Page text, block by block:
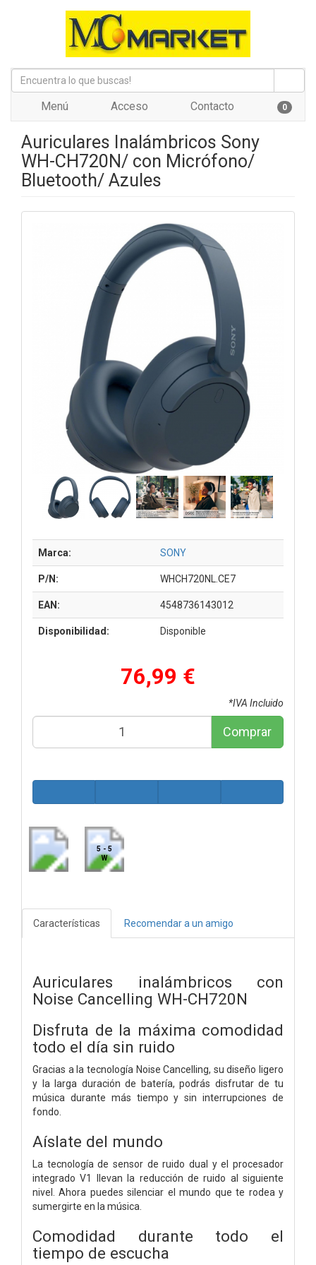
Menú Acceso Contacto 0
Auriculares Inalámbricos Sony
WH-CH720N/ con Micrófono/
Bluetooth/ Azules
Marca: SONY
P/N: WHCH720NL.CE7
EAN: 4548736143012
Disponibilidad: Disponible
76,99 €
*IVA Incluido
Comprar
5 - 5
W
Características Recomendar a un amigo
Auriculares inalámbricos con
Noise Cancelling WH-CH720N
Disfruta de la máxima comodidad
todo el día sin ruido
Gracias a la tecnología Noise Cancelling, su diseño ligero
y la larga duración de batería, podrás disfrutar de tu
música durante más tiempo y sin interrupciones de
fondo.
Aíslate del mundo
La tecnología de sensor de ruido dual y el procesador
integrado V1 llevan la reducción de ruido al siguiente
nivel. Ahora puedes silenciar el mundo que te rodea y
sumergirte en la música.
Comodidad durante todo el
tiempo de escucha